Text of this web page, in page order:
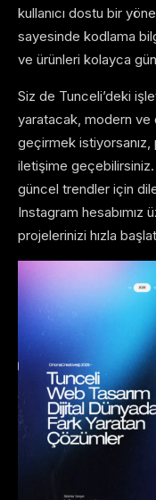
kullanıcı dostu bir
sayesinde kodlama
ve ürünleri kolayca
Siz de Tunceli’deki
yaratacak, modern ve
geçirmek
iletişime
güncel trendler için
Instagram hesabımız
projelerinizi hızla